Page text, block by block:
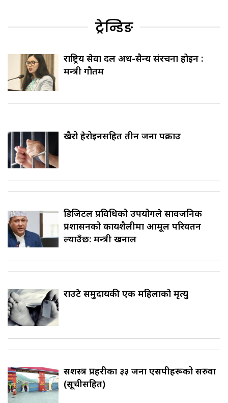
ट्रेन्डिङ
राष्ट्रिय सेवा दल अर्ध-सैन्य संरचना होइन :
मन्त्री गौतम
खैरो हेरोइनसहित तीन जना पक्राउ
डिजिटल प्रविधिको उपयोगले सार्वजनिक
प्रशासनको कार्यशैलीमा आमूल परिवर्तन
ल्याउँछ: मन्त्री खनाल
राउटे समुदायकी एक महिलाको मृत्यु
सशस्त्र प्रहरीका ३३ जना एसपीहरूको सरुवा
(सूचीसहित)